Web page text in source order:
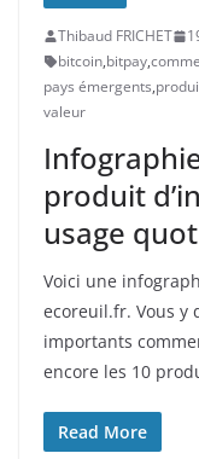
Thibaud FRICHET
bitcoin,bitpay,
pays émergents,
valeur
produit
usage
Voici une
ecoreuil.fr. Vous y
importants
encore les 10
Read More